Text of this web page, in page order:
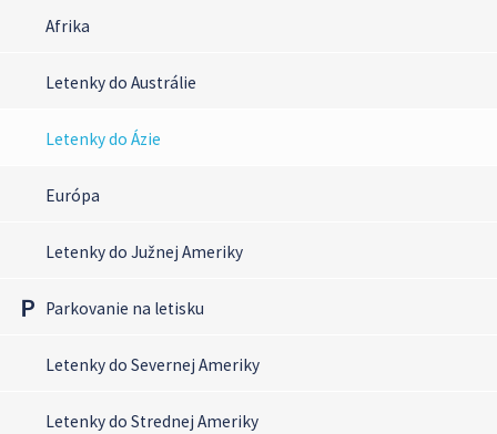
Afrika
Letenky do Austrálie
Letenky do Ázie
Európa
Letenky do Južnej Ameriky
Parkovanie na letisku
Letenky do Severnej Ameriky
Letenky do Strednej Ameriky